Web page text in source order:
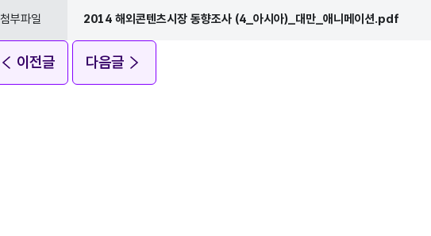
첨부파일 2014 해외콘텐츠시장 동향조사 (4_아시아)_대만_애니메이션.pdf
이전글 다음글